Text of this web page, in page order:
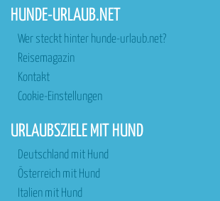
HUNDE-URLAUB.NET
Wer steckt hinter hunde-urlaub.net?
Reisemagazin
Kontakt
Cookie-Einstellungen
URLAUBSZIELE MIT HUND
Deutschland mit Hund
Österreich mit Hund
Italien mit Hund